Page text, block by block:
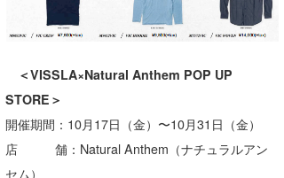
＜VISSLA×Natural Anthem POP UP
STORE＞
開催期間：10月17日（金）〜10月31日（金）
店 舗：Natural Anthem（ナチュラルアン
セム）
Yoshiyuki Obata
DELTA FORCE SURF
CBA Films
WAVAL
中浦“JET”章
進士剛光
田原啓江
☆加藤
Aichan
chan-U
波伝説